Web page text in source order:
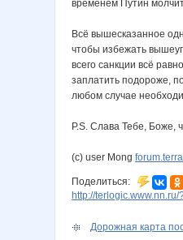
временем Путин
Всё вышесказанное
чтобы избежать
всего санкции всё
заплатить подороже,
любом случае
P.S. Слава Тебе, Боже,
(c) user Mong
Поделиться:
http://
Дорожная карта